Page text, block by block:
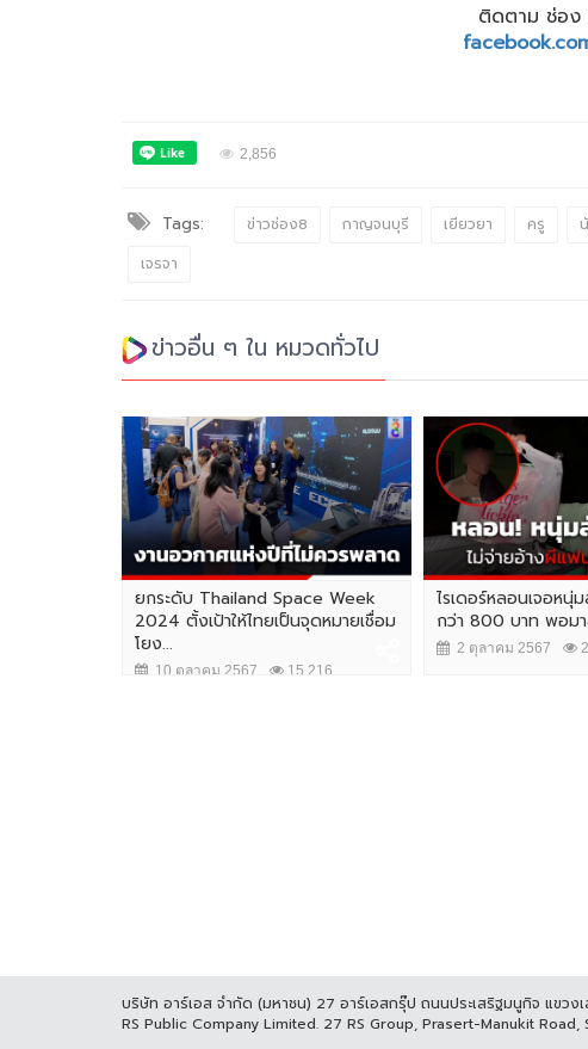
ติดตาม ช่อง
2,856
Tags: ข่าวช่อง8 กาญจนบุรี เยียวยา ครู
เจรจา
ข่าวอื่น ๆ ใน หมวดทั่วไป
ยกระดับ Thailand Space Week
2024 ตั้งเป้าให้ไทยเป็นจุดหมายเชื่อม
โยง...
10 ตุลาคม 2567 15,216
ไรเดอร์หลอนเจอหนุ่
กว่า 800 บาท พอมา
2 ตุลาคม 2567
บริษัท อาร์เอส จำกัด (มหาชน) 27 อาร์เอสกรุ๊ป ถนนประเสริฐมนูกิจ แขว
RS Public Company Limited. 27 RS Group, Prasert-Manukit